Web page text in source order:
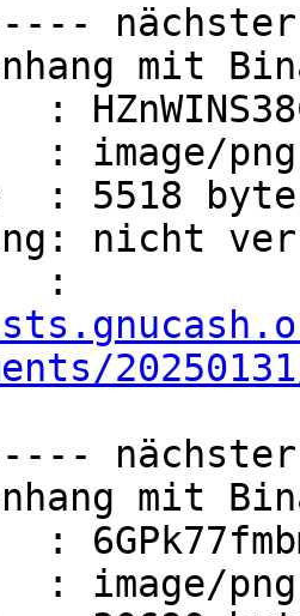
mit
:
: image/png
: 5518
nicht
:
mit
:
: image/png